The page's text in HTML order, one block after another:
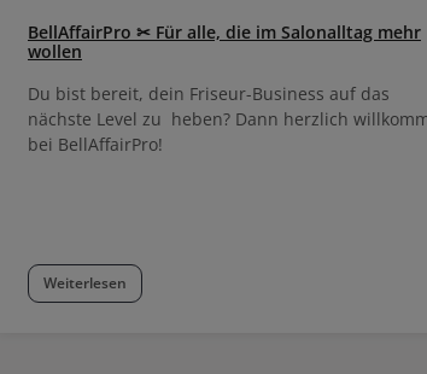
BellAffairPro ✂ Für alle, die im Salonalltag mehr
wollen
Du bist bereit, dein Friseur-Business auf das
nächste Level zu heben? Dann herzlich
bei BellAffairPro!
Weiterlesen